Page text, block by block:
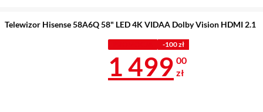
Telewizor Hisense 58A6Q 58" LED 4K VIDAA Dolby Vision HDMI 2.1
-100 zł
Cena 1 499 zł
1 499 00
zł